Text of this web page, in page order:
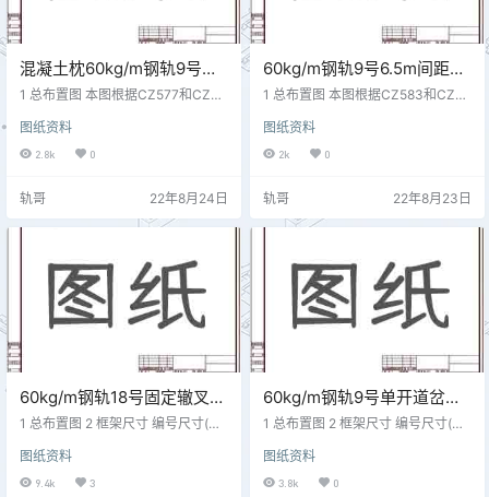
混凝土枕60kg/m钢轨9号
5.0m间距一渡一交道岔组合
1 总布置图 本图根据CZ577和CZ25
路。
图纸资料
2.8k 0
轨哥 22年8月24日
60kg/m钢轨9号6.5m间距一
渡二交组合道岔技术参数
1 总布置图 本图根据CZ583和CZ25
图纸资料
2k 0
轨哥 22年8月23日
60kg/m钢轨18号固定辙叉单
开道岔技术参数 研线1302
1 总布置图 2 框架尺寸 编号尺寸(m
mm处基本轨作用边距离(4#枕中部)
21464距尖轨尖端2545mm处基本
图纸资料
9.4k 3
60kg/m钢轨9号单开道岔技
术参数 城轨255
1 总布置图 2 框架尺寸 编号尺寸(m
7mm处两基本轨作用边距离 3 支距
尺寸 编号尺寸(mm)具 体 位 置1328
图纸资料
3.8k 0